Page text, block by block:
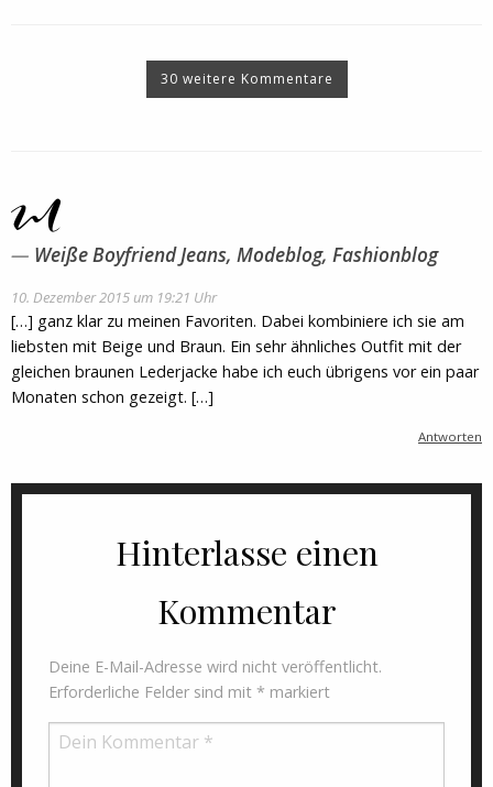
30 weitere Kommentare
Weiße Boyfriend Jeans, Modeblog, Fashionblog
10. Dezember 2015 um 19:21 Uhr
[…] ganz klar zu meinen Favoriten. Dabei kombiniere ich sie am
liebsten mit Beige und Braun. Ein sehr ähnliches Outfit mit der
gleichen braunen Lederjacke habe ich euch übrigens vor ein paar
Monaten schon gezeigt. […]
Antworten
Hinterlasse einen
Kommentar
Deine E-Mail-Adresse wird nicht veröffentlicht.
Erforderliche Felder sind mit * markiert